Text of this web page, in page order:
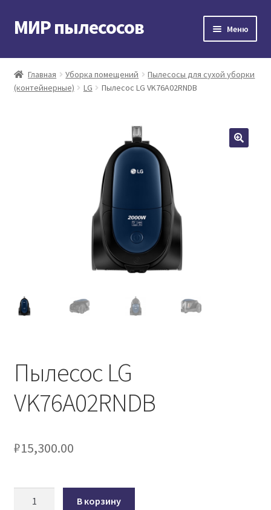
Перейти
к
Перейти
к
МИР пылесосов Меню
Главная
Мой аккаунт
Главная Уборка помещений
Пылесосы для сухой уборки
(контейнерные)
LG Пылесос LG VK76A02RNDB
Пылесос LG
VK76A02RNDB
₽15,300.00
В корзину